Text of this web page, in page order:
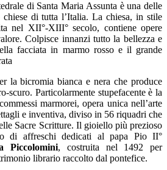
di Santa Maria Assunta è una delle
chiese di tutta l’Italia. La chiesa, in stile
nel XII°-XIII° secolo, contiene opere
Colpisce innanzi tutto la bellezza e
facciata in marmo rosso e il grande
la bicromia bianca e nera che produce
scuro. Particolarmente stupefacente è la
marmorei, opera unica nell’arte
e inventiva, diviso in 56 riquadri che
Sacre Scritture. Il gioiello più prezioso
di affreschi dedicati al papa Pio II°
Piccolomini, costruita nel 1492 per
librario raccolto dal pontefice.